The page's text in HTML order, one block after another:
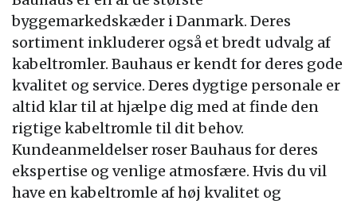
byggemarkedskæder i Danmark. Deres
sortiment inkluderer også et bredt udvalg af
kabeltromler. Bauhaus er kendt for deres gode
kvalitet og service. Deres dygtige personale er
altid klar til at hjælpe dig med at finde den
rigtige kabeltromle til dit behov.
Kundeanmeldelser roser Bauhaus for deres
ekspertise og venlige atmosfære. Hvis du vil
have en kabeltromle af høj kvalitet og